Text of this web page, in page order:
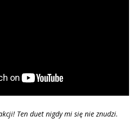
Ten duet nigdy mi się nie znudzi.